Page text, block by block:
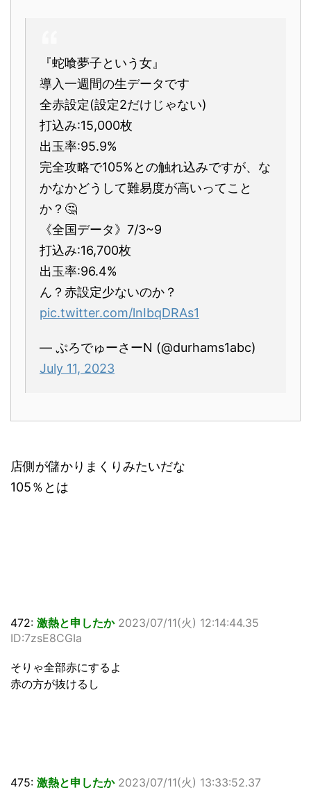
『蛇喰夢子という女』
導入一週間の生データです
全赤設定(設定2だけじゃない)
打込み:15,000枚
出玉率:95.9%
完全攻略で105%との触れ込みですが、な
かなかどうして難易度が高いってこと
か？🤔
《全国データ》7/3~9
打込み:16,700枚
出玉率:96.4%
ん？赤設定少ないのか？
pic.twitter.com/lnIbqDRAs1
— ぷろでゅーさーN (@durhams1abc)
July 11, 2023
店側が儲かりまくりみたいだな
105％とは
472: 激熱と申したか 2023/07/11(火) 12:14:44.35
ID:7zsE8CGIa
そりゃ全部赤にするよ
赤の方が抜けるし
475: 激熱と申したか 2023/07/11(火) 13:33:52.37